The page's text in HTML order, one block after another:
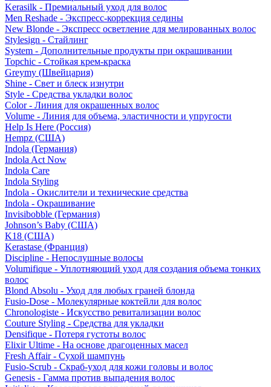
Kerasilk - Премиальный уход для волос
Men Reshade - Экспресс-коррекция седины
New Blonde - Экспресс осветление для мелированных волос
Stylesign - Стайлинг
System - Дополнительные продукты при окрашивании
Topchic - Стойкая крем-краска
Greymy (Швейцария)
Shine - Свет и блеск изнутри
Style - Средства укладки волос
Color - Линия для окрашенных волос
Volume - Линия для объема, эластичности и упругости
Help Is Here (Россия)
Hempz (США)
Indola (Германия)
Indola Act Now
Indola Care
Indola Styling
Indola - Окислители и технические средства
Indola - Окрашивание
Invisibobble (Германия)
Johnson’s Baby (США)
K18 (США)
Kerastase (Франция)
Discipline - Непослушные волосы
Volumifique - Уплотняющий уход для создания объема тонких
волос
Blond Absolu - Уход для любых граней блонда
Fusio-Dose - Молекулярные коктейли для волос
Chronologiste - Искусство ревитализации волос
Couture Styling - Средства для укладки
Densifique - Потеря густоты волос
Elixir Ultime - На основе драгоценных масел
Fresh Affair - Сухой шампунь
Fusio-Scrub - Скраб-уход для кожи головы и волос
Genesis - Гамма против выпадения волос